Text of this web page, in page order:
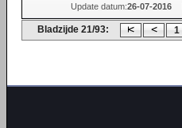
Update datum:26-07-2016
Bladzijde 21/93: 1